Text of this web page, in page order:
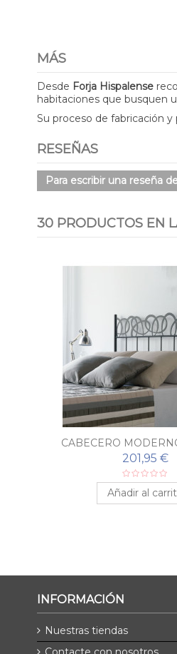
MÁS
Desde Forja Hispalense
habitaciones que busquen
Su proceso de fabricación
RESEÑAS
Para escribir una reseña
30 PRODUCTOS EN
CABECERO
201,95 €
Añadir al
INFORMACIÓN
Nuestras tiendas